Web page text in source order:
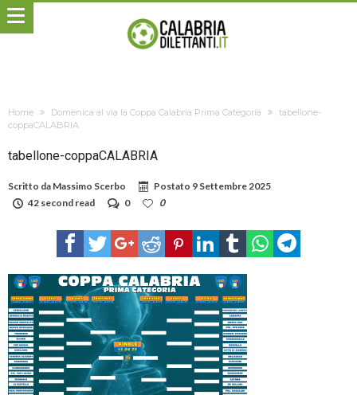
Home Domenica al via la Coppa Calabria Prima Categoria
tabellone-
coppaCALABRIA
tabellone-coppaCALABRIA
Scritto da Massimo Scerbo Postato 9 Settembre 2025
42 second read
0 0